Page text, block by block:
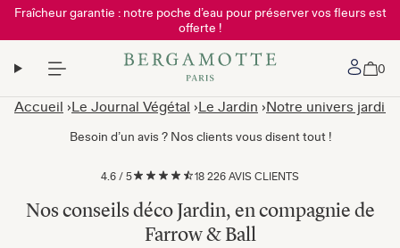
Fraîcheur garantie : notre poche d’eau pour préserver vos fleurs est
offerte !
Mon
0
Accueil Le Journal Végétal Le Jardin Notre univers jardin
Besoin d’un avis ? Nos clients vous disent tout !
4.6 / 5 18 226 AVIS CLIENTS
Nos conseils déco Jardin, en compagnie de
Farrow & Ball